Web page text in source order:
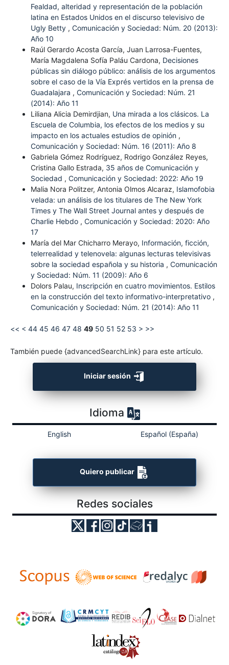
Fealdad, alteridad y representación de la población
latina en Estados Unidos en el discurso televisivo de
Ugly Betty , Comunicación y Sociedad: Núm. 20 (2013):
Año 10
Raúl Gerardo Acosta García, Juan Larrosa-Fuentes,
María Magdalena Sofía Paláu Cardona, Decisiones
públicas sin diálogo público: análisis de los argumentos
sobre el caso de la Vía Exprés vertidos en la prensa de
Guadalajara , Comunicación y Sociedad: Núm. 21
(2014): Año 11
Liliana Alicia Demirdjian, Una mirada a los clásicos. La
Escuela de Columbia, los efectos de los medios y su
impacto en los actuales estudios de opinión ,
Comunicación y Sociedad: Núm. 16 (2011): Año 8
Gabriela Gómez Rodríguez, Rodrigo González Reyes,
Cristina Gallo Estrada, 35 años de Comunicación y
Sociedad , Comunicación y Sociedad: 2022: Año 19
Malia Nora Politzer, Antonia Olmos Alcaraz, Islamofobia
velada: un análisis de los titulares de The New York
Times y The Wall Street Journal antes y después de
Charlie Hebdo , Comunicación y Sociedad: 2020: Año
17
María del Mar Chicharro Merayo, Información, ficción,
telerrealidad y telenovela: algunas lecturas televisivas
sobre la sociedad española y su historia , Comunicación
y Sociedad: Núm. 11 (2009): Año 6
Dolors Palau, Inscripción en cuatro movimientos. Estilos
en la construcción del texto informativo-interpretativo ,
Comunicación y Sociedad: Núm. 21 (2014): Año 11
<< < 44 45 46 47 48 49 50 51 52 53 > >>
También puede {advancedSearchLink} para este artículo.
Iniciar sesión
Idioma
English Español (España)
Quiero publicar
Redes sociales